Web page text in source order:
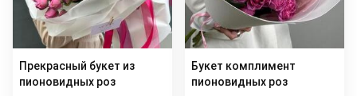
Прекрасный букет из
пионовидных роз
Букет комплимент
пионовидных роз